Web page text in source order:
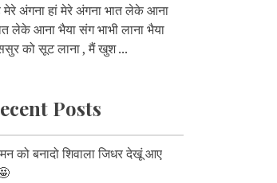
मेरे अंगना हां मेरे अंगना भात लेके आना
लेके आना भैया संग भाभी लाना भैया
को सूट लाना , मैं खुश ...
Posts
को बनादो शिवाला जिधर देखूं आए